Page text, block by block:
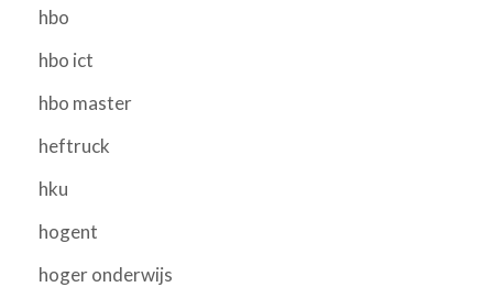
hbo
hbo ict
hbo master
heftruck
hku
hogent
hoger onderwijs